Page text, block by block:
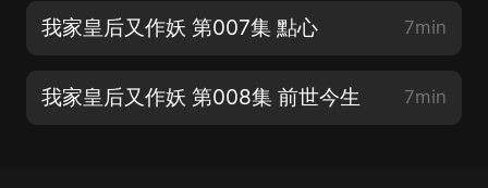
我家皇后又作妖 第007集 點心 7min
我家皇后又作妖 第008集 前世今生 7min